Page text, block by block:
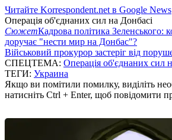
Читайте Korrespondent.net в Google News
Операція об'єднаних сил на Донбасі
СюжетКадрова політика Зеленського:
доручає "нести мир на Донбас"?
Військовий прокурор застеріг від
СПЕЦТЕМА: Операція об'єднаних сил
ТЕГИ: Украина
Якщо ви помітили помилку, виділіть
натисніть Ctrl + Enter, щоб повідомити